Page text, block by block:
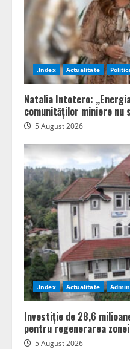
.Index Actualitate
Natalia Intotero:
comunităților miniere nu
5 August 2026
.Index Actualitate
Investiție de 28,6
pentru regenerarea
5 August 2026